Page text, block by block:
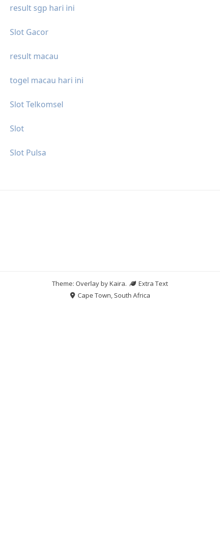
result sgp hari ini
Slot Gacor
result macau
togel macau hari ini
Slot Telkomsel
Slot
Slot Pulsa
Theme: Overlay byKaira.
Extra Text
Cape Town, South Africa